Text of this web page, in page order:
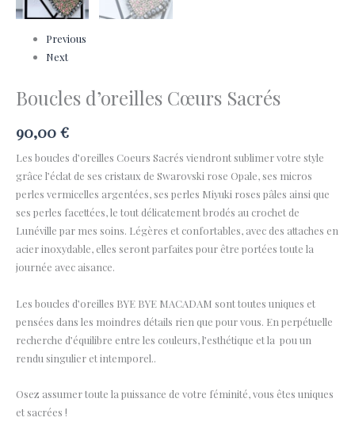
Previous
Next
Boucles d’oreilles Cœurs Sacrés
90,00€
Les boucles d’oreilles Coeurs Sacrés viendront sublimer votre style
grâce l’éclat de ses cristaux de Swarovski rose Opale, ses micros
perles vermicelles argentées, ses perles Miyuki roses pâles ainsi que
ses perles facettées, le tout délicatement brodés au crochet de
Lunéville par mes soins. Légères et confortables, avec des attaches en
acier inoxydable, elles seront parfaites pour être portées toute la
journée avec aisance.
Les boucles d’oreilles BYE BYE MACADAM sont toutes uniques et
pensées dans les moindres détails rien que pour vous. En perpétuelle
recherche d’équilibre entre les couleurs, l’esthétique et la pou un
rendu singulier et intemporel..
Osez assumer toute la puissance de votre féminité, vous êtes uniques
et sacrées !